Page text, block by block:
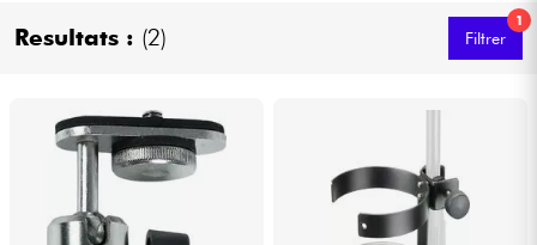
Claviers & Pianos
Home Studio
Casques
Resultats : (2)
1
Filtrer